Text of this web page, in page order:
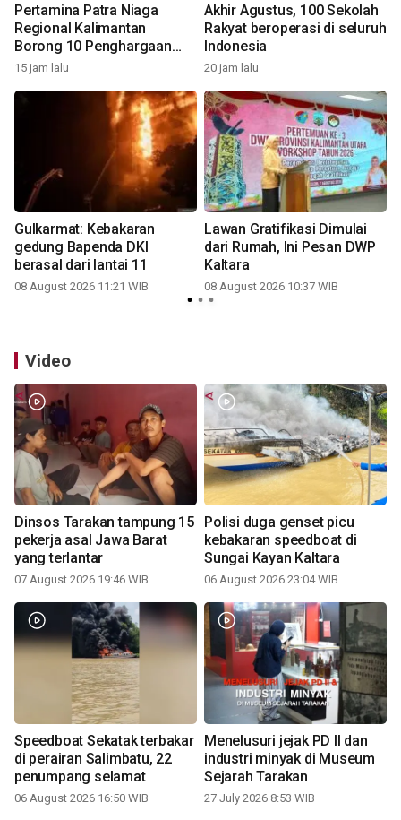
Pertamina Patra Niaga
Regional Kalimantan
Borong 10 Penghargaan
ISRA 2026
15 jam lalu
Akhir Agustus, 100 Sekolah
Rakyat beroperasi di seluruh
Indonesia
20 jam lalu
Gulkarmat: Kebakaran
gedung Bapenda DKI
berasal dari lantai 11
08 August 2026 11:21 WIB
Lawan Gratifikasi Dimulai
dari Rumah, Ini Pesan DWP
Kaltara
08 August 2026 10:37 WIB
Video
Dinsos Tarakan tampung 15
pekerja asal Jawa Barat
yang terlantar
07 August 2026 19:46 WIB
Polisi duga genset picu
kebakaran speedboat di
Sungai Kayan Kaltara
06 August 2026 23:04 WIB
Speedboat Sekatak terbakar
di perairan Salimbatu, 22
penumpang selamat
06 August 2026 16:50 WIB
Menelusuri jejak PD II dan
industri minyak di Museum
Sejarah Tarakan
27 July 2026 8:53 WIB